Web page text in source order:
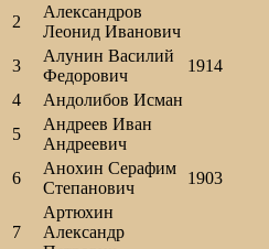
2
Александров
Леонид Иванович
3
Алунин Василий
Федорович
1914
4
Андолибов Исман
5
Андреев Иван
Андреевич
6
Анохин Серафим
Степанович
1903
7
Артюхин
Александр